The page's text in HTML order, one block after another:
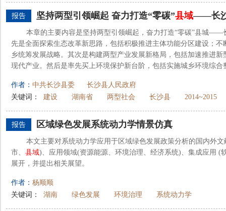
报告 坚持两型引领崛起 奋力打造“零碳”县域——长沙
本章的主要内容是坚持两型引领崛起，奋力打造“零碳”县城——
先是全面探索生态改革新思路，包括积极推进主体功能分区建设；
乡统筹发展战略。其次是构建两型产业发展新格局，包括加速推进
现代产业。然后是率先买上环境保护新台阶，包括实施城乡环境综
作者： 中共长沙县委
长沙县人民政府
关键词：
建设 湖南省 两型社会 长沙县 2014~2015
报告 区域绿色发展系统动力学情景仿真
本文主要对系统动力学应用于区域绿色发展政策分析的国内外
市、 县域)、应用领域(资源能源、环境治理、经济系统)、集成应用 (
展开，并提出相关展望。
作者： 杨顺顺
关键词：
湖南 绿色发展 环境治理 系统动力学